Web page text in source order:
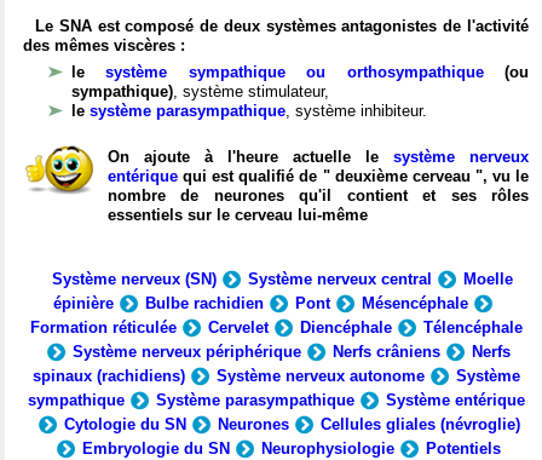
Le SNA est composé de deux systèmes antagonistes de l'activité
des mêmes viscères :
lesystème sympathique ou orthosympathique(ou
sympathique), système stimulateur,
le système parasympathique, système inhibiteur.
On ajoute à l'heure actuelle le système nerveux
entérique qui est qualifié de " deuxième cerveau ", vu le
nombre de neurones qu'il contient et ses rôles
essentiels sur le cerveau lui-même
Système nerveux (SN) Système nerveux central
Moelle
épinière
Bulbe rachidien Pont
Mésencéphale
Formation réticulée
Cervelet Diencéphale
Télencéphale
Système nerveux périphérique
Nerfs crâniens
Nerfs
spinaux (rachidiens)
Système nerveux autonome
Système
sympathique
Système parasympathique
Système entérique
Cytologie du SN
Neurones
Cellules gliales (névroglie)
Embryologie du SN
Neurophysiologie
Potentiels